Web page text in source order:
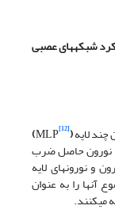
لایه(
MLP[12]
)
نورون حاصل ضرب
و نورون­های لایه
آنها را به عنوان
می­کنند.